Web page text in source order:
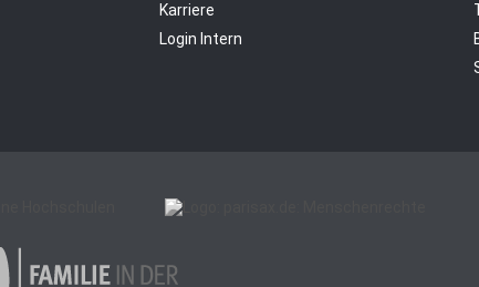
Karriere
Login Intern